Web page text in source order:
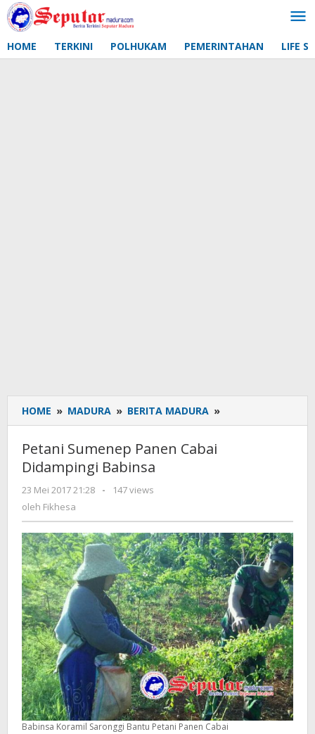
Lewati
ke
HOME TERKINI POLHUKAM PEMERINTAHAN LIFE
HOME » MADURA » BERITA MADURA »
Sumenep
Petani Sumenep Panen Cabai
Didampingi Babinsa
23 Mei 2017 21:28
oleh
-
147 views
oleh Fikhesa
Babinsa Koramil Saronggi Bantu Petani Panen Cabai